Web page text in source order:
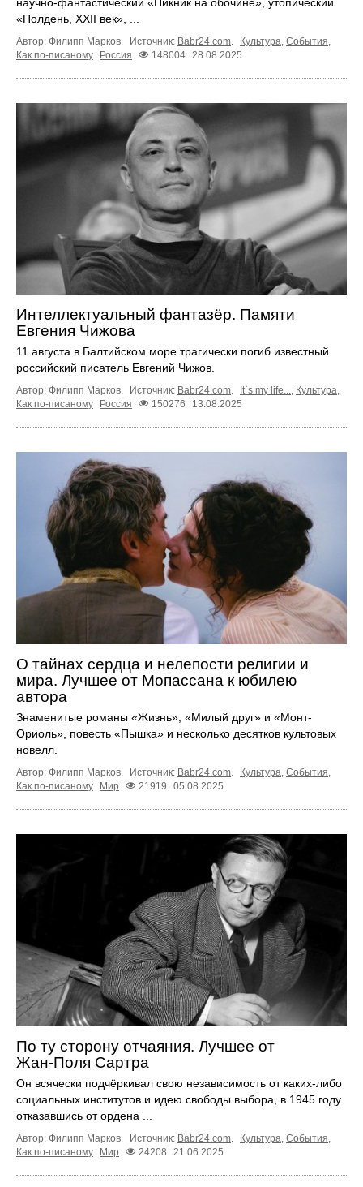
«Полдень, XXII век», ...
Автор: Филипп Марков. Источник: Babr24.com Культура События
Как по-писаному
Россия 148004 28.08.2025
Интеллектуальный фантазёр. Памяти
Евгения Чижова
11 августа в Балтийском море трагически погиб известный
российский писатель Евгений Чижов.
Автор: Филипп Марков. Источник: Babr24.com. It`s my life..., Культура,
Как по-писаному
Россия 150276 13.08.2025
О тайнах сердца и нелепости религии и
мира. Лучшее от Мопассана к юбилею
автора
Знаменитые романы «Жизнь», «Милый друг» и «Монт-
Ориоль», повесть «Пышка» и несколько десятков культовых
новелл.
Автор: Филипп Марков. Источник: Babr24.com. Культура, События,
Как по-писаному
Мир 21919 05.08.2025
По ту сторону отчаяния. Лучшее от
Жан‑Поля Сартра
Он всячески подчёркивал свою независимость от каких-либо
социальных институтов и идею свободы выбора, в 1945 году
отказавшись от ордена ...
Автор: Филипп Марков. Источник: Babr24.com. Культура, События,
Как по-писаному
Мир 24208 21.06.2025